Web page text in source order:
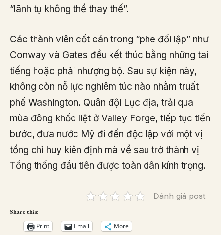
“lãnh tụ không thể thay thế”.
Các thành viên cốt cán trong “phe đối lập” như
Conway và Gates đều kết thúc bằng những tai
tiếng hoặc phải nhượng bộ. Sau sự kiện này,
không còn nỗ lực nghiêm túc nào nhằm truất
phế Washington. Quân đội Lục địa, trải qua
mùa đông khốc liệt ở Valley Forge, tiếp tục tiến
bước, đưa nước Mỹ đi đến độc lập với một vị
tổng chỉ huy kiên định mà về sau trở thành vị
Tổng thống đầu tiên được toàn dân kính trọng.
Đánh giá post
Share this:
Print Email More